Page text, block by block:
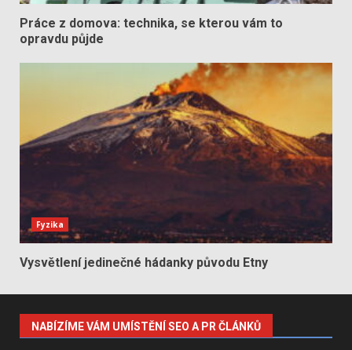
Práce z domova: technika, se kterou vám to
opravdu půjde
Fyzika
Vysvětlení jedinečné hádanky původu Etny
NABÍZÍME VÁM UMÍSTĚNÍ SEO A PR ČLÁNKŮ